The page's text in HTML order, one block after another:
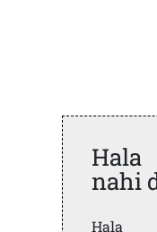
Hala
nahi
Hala